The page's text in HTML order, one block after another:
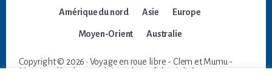
Amérique du nord Asie Europe
Moyen-Orient Australie
Copyright © 2026 · Voyage en roue libre - Clem et Mumu -
Mentions légales et politique de confidentialité